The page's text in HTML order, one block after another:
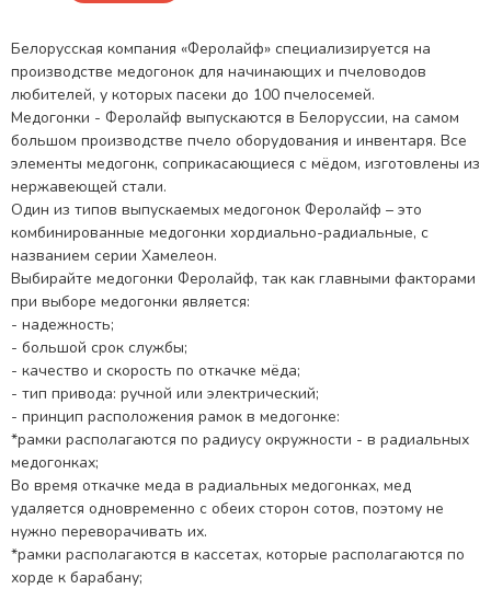
Белорусская компания «Феролайф» специализируется на
производстве медогонок для начинающих и пчеловодов
любителей, у которых пасеки до 100 пчелосемей.
Медогонки - Феролайф выпускаются в Белоруссии, на самом
большом производстве пчело оборудования и инвентаря. Все
элементы медогонк, соприкасающиеся с мёдом, изготовлены из
нержавеющей стали.
Один из типов выпускаемых медогонок Феролайф – это
комбинированные медогонки хордиально-радиальные, с
названием серии Хамелеон.
Выбирайте медогонки Феролайф, так как главными факторами
при выборе медогонки является:
- надежность;
- большой срок службы;
- качество и скорость по откачке мёда;
- тип привода: ручной или электрический;
- принцип расположения рамок в медогонке:
*рамки располагаются по радиусу окружности - в радиальных
медогонках;
Во время откачке меда в радиальных медогонках, мед
удаляется одновременно с обеих сторон сотов, поэтому не
нужно переворачивать их.
*рамки располагаются в кассетах, которые располагаются по
хорде к барабану;